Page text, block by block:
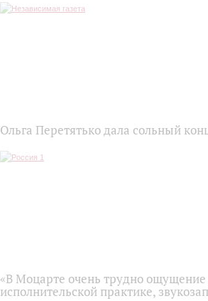
Ольга Перетятько дала сольный
«В Моцарте очень трудно ощущение
исполнительской практике,